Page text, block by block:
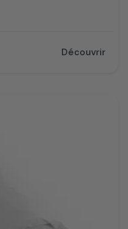
Découvrir